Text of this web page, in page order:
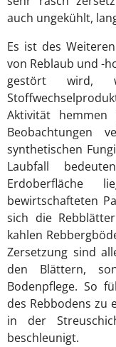
auch ungekühlt,
Es ist des
von Reblaub und -
gestört wird,
Aktivität hemmen
Beobachtungen
synthetischen
Laubfall
Erdoberfläche
bewirtschafteten
sich die
kahlen
Zersetzung sind
den Blättern,
Bodenpflege. So
des Rebbodens zu
in der
beschleunigt.